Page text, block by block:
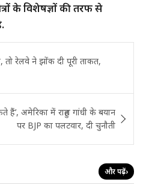
के विशेषज्ञों की तरफ से
तो रेलवे ने झोंक दी पूरी ताकत,
अमेरिका में राहुल गांधी के बयान
पर BJP का पलटवार, दी चुनौती
और पढ़ें›